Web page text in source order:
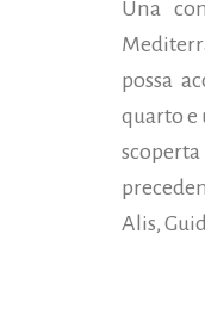
Una
possa
quarto e
Alis,